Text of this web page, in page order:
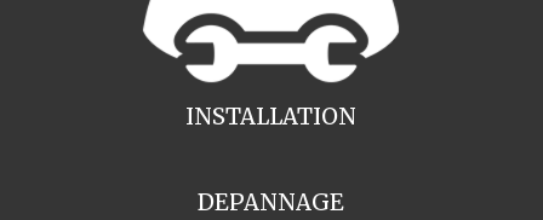
INSTALLATION
DEPANNAGE